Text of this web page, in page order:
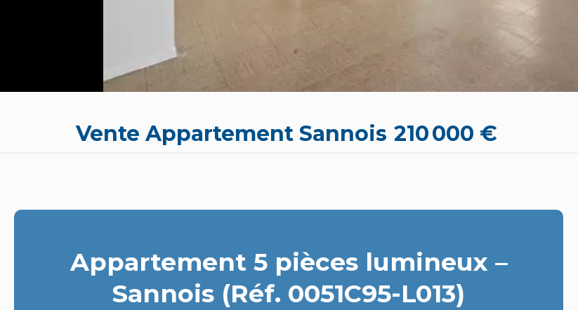
Vente Appartement Sannois 210 000 €
Appartement 5 pièces lumineux –
Sannois (Réf. 0051C95-L013)